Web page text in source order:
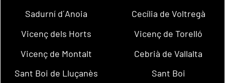
Sadurní d´Anoia
Cecília de Voltregà
Vicenç dels Horts
Vicenç de Torelló
Vicenç de Montalt
Cebrià de Vallalta
Sant Boi de Lluçanès
Sant Boi